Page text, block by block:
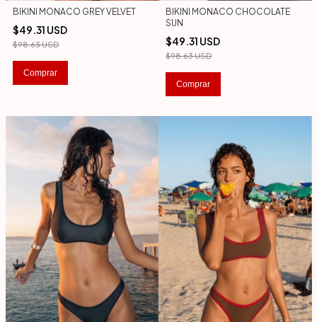
BIKINI MONACO GREY VELVET
$49.31 USD
$98.63 USD
Comprar
BIKINI MONACO CHOCOLATE
SUN
$49.31 USD
$98.63 USD
Comprar